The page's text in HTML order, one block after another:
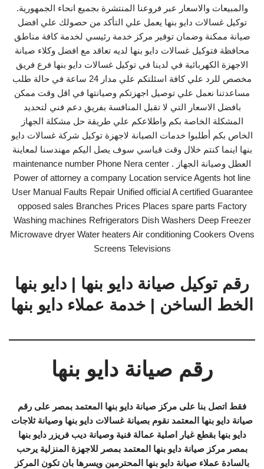
والمبيعات والاسعار عبر فروعنا المنتشرة بجميع انحاء الجمهورية.
توكيل غسالات دايو بنها يعمل علي التأكد من حصولك علي افضل
صيانة ممكنة وضمان توفير مركز خدمة رئيسي لخدمة كافة مناطق
محافظة فتوكيل غسالات دايو بنها لديه تعاقد مع افضل وكلاء صيانة
الاجهزة الكهربائية في لدينا في توكيل غسالات دايو بنها فرع فريق
مخصص للرد علي كافة اسئلتكم علي مدار 24 ساعة في حالة طلب
مساعدتنا نعمل علي توصيل اجهزتكم وصيانتها في اقل وقت ممكن
بافضل الاسعار التي لا تقبل المنافسة بفريق دعم فني لتحديد
المشكلة الخاصة بكم واطلاعكم علي طريقة حل مشكلة الجهاز
الخاص بكم أطلبوا خدمات الصيانة لاجهزة توكيل شركة غسالات دايو
بنها اينما كنتم خلال وقت قياسي سوف يصل اليكم مهندسنا لمعاينة
العطل وصيانة الجهاز . maintenance number Phone Nera center
Power of attorney a company Location service Agents hot line
User Manual Faults Repair Unified official A certified Guarantee
opposed sales Branches Prices Places spare parts Factory
Washing machines Refrigerators Dish Washers Deep Freezer
Microwave dryer Water heaters Air conditioning Cookers Ovens
Screens Televisions
رقم توكيل صيانة دايو بنها | دايو بنها
الخط الساخن | خدمة عملاء دايو بنها
رقم صيانة دايو بنها
فقط اتصل بنا على مركز صيانة دايو بنها المعتمد بمصر على رقم
صيانة دايو بنها المعتمد نقوم بصيانة غسالات دايو بنها وصيانة ثلاجات
دايو بنها بقطع غيار اصلية عمالة فنية وصيانة ديب فريزر دايو بنها
بمصر مركز صيانة دايو بنها المعتمد بمصر للاجهزة المنزلية يرحب
بالسادة عملاء صيانة دايو بنها المحترمين ويسرها بان تكون المركز